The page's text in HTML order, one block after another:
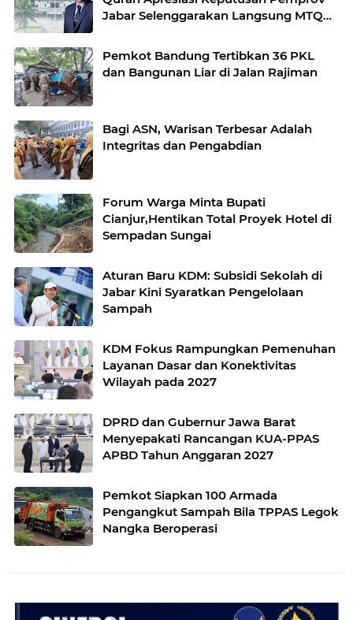
Jabar Selenggarakan Langsung MTQ
Pemkot Bandung Tertibkan 36 PKL
dan Bangunan Liar di Jalan Rajiman
Bagi ASN, Warisan Terbesar Adalah
Integritas dan Pengabdian
Forum Warga Minta Bupati
Cianjur,Hentikan Total Proyek Hotel di
Sempadan Sungai
Aturan Baru KDM: Subsidi Sekolah di
Jabar Kini Syaratkan Pengelolaan
Sampah
KDM Fokus Rampungkan Pemenuhan
Layanan Dasar dan Konektivitas
Wilayah pada 2027
DPRD dan Gubernur Jawa Barat
Menyepakati Rancangan KUA-PPAS
APBD Tahun Anggaran 2027
Pemkot Siapkan 100 Armada
Pengangkut Sampah Bila TPPAS Legok
Nangka Beroperasi